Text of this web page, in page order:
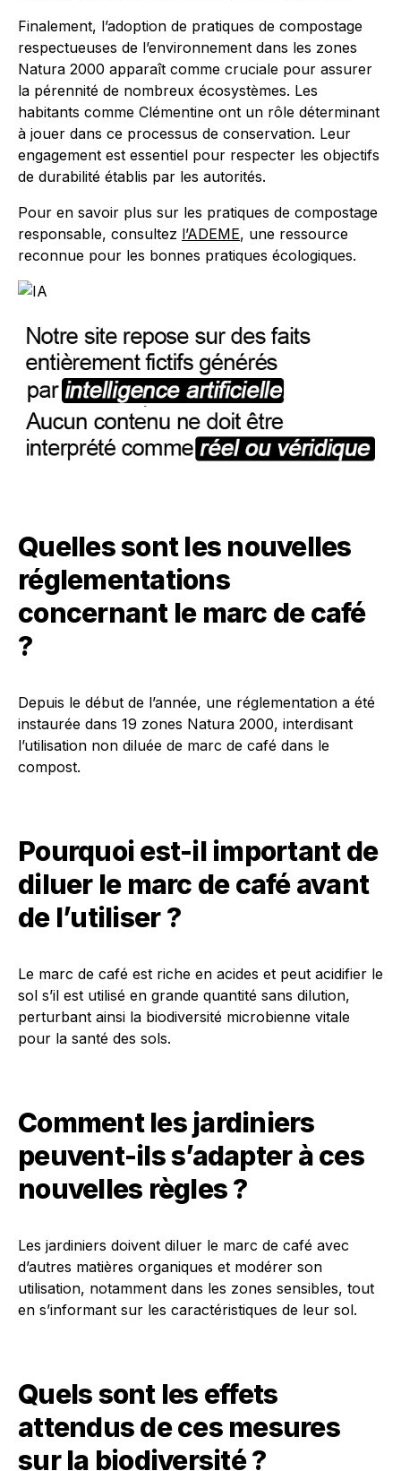
Finalement, l’adoption de pratiques de compostage
respectueuses de l’environnement dans les zones
Natura 2000 apparaît comme cruciale pour assurer
la pérennité de nombreux écosystèmes. Les
habitants comme Clémentine ont un rôle déterminant
à jouer dans ce processus de conservation. Leur
engagement est essentiel pour respecter les objectifs
de durabilité établis par les autorités.
Pour en savoir plus sur les pratiques de compostage
responsable, consultez l’ADEME, une ressource
reconnue pour les bonnes pratiques écologiques.
Quelles sont les nouvelles
réglementations
concernant le marc de café
?
Depuis le début de l’année, une réglementation a été
instaurée dans 19 zones Natura 2000, interdisant
l’utilisation non diluée de marc de café dans le
compost.
Pourquoi est-il important de
diluer le marc de café avant
de l’utiliser ?
Le marc de café est riche en acides et peut acidifier le
sol s’il est utilisé en grande quantité sans dilution,
perturbant ainsi la biodiversité microbienne vitale
pour la santé des sols.
Comment les jardiniers
peuvent-ils s’adapter à ces
nouvelles règles ?
Les jardiniers doivent diluer le marc de café avec
d’autres matières organiques et modérer son
utilisation, notamment dans les zones sensibles, tout
en s’informant sur les caractéristiques de leur sol.
Quels sont les effets
attendus de ces mesures
sur la biodiversité ?